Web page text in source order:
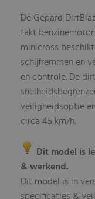
De Gepard
takt
minicross
schijfremmen en
en controle. De
veiligheidsoptie
circa 45 km/h.
Dit model is
& werkend.
Dit model is in